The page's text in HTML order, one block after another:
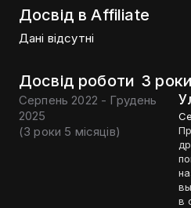
Досвід в Affiliate
Дані відсутні
Досвід роботи 3
Серпень 2022 - Грудень
2025
(3 роки 5 місяців)
в